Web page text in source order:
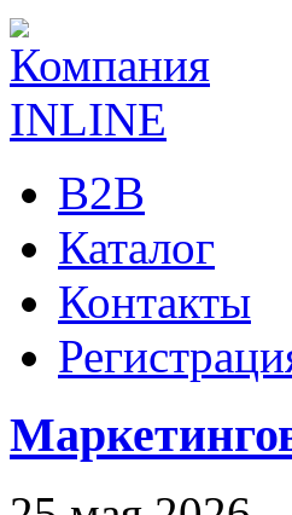
B2B
Каталог
Контакты